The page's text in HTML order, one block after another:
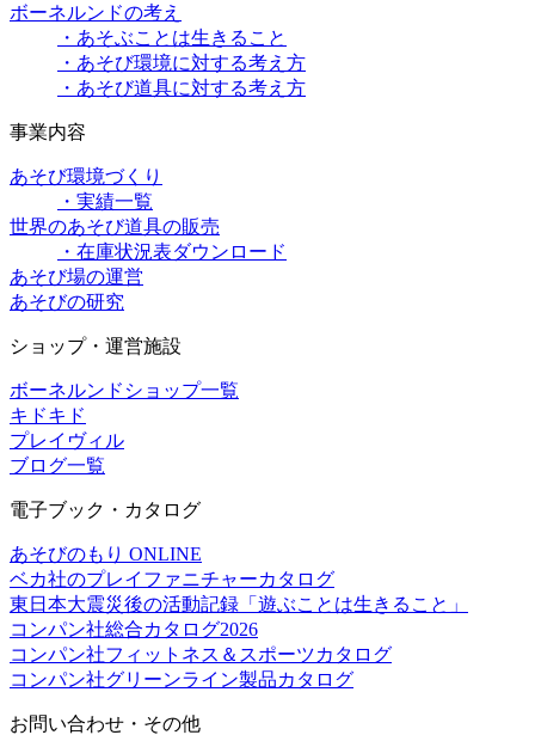
ボーネルンドの考え
・あそぶことは生きること
・あそび環境に対する考え方
・あそび道具に対する考え方
事業内容
あそび環境づくり
・実績一覧
世界のあそび道具の販売
・在庫状況表ダウンロード
あそび場の運営
あそびの研究
ショップ・運営施設
ボーネルンドショップ一覧
キドキド
プレイヴィル
ブログ一覧
電子ブック・カタログ
あそびのもり ONLINE
ベカ社のプレイファニチャーカタログ
東日本大震災後の活動記録「遊ぶことは生きること」
コンパン社総合カタログ2026
コンパン社フィットネス＆スポーツカタログ
コンパン社グリーンライン製品カタログ
お問い合わせ・その他